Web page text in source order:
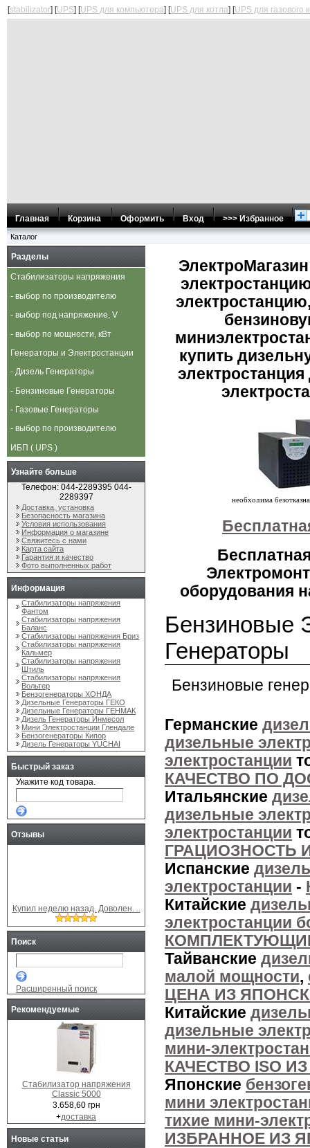
Главная Корзина Оформить Вход >>> Избранное
Каталог
купить
оборудования
Бензиновые
Генераторы
Бензиновые
Германские
дизельные
электростанции
КАЧЕСТВО ПО
Итальянские
дизельные
электростанции
ГРАЦИОЗНОСТЬ
Испанские
электростанции -
Китайские
электростанции
Тайванские
малой мощности,
ЦЕНА ИЗ
Китайские
дизельные
мини-
КАЧЕСТВО ISO
Японские
мини
тихие мини-
ИЗБРАННОЕ ИЗ
Разделы
Стабилизаторы напряжения
- выбор по производителю
- выбор под напряжение, V
- выбор по мощности, кВт
Генераторы и Электростанции
- Дизель Генераторы
- Бензиновые Генераторы
- Газовые Генераторы
- выбор по производителю
ИБП ( UPS )
Узнайте больше
Телефон: 044-2289395 044-
2289397
Доставка, установка
Безопасность магазина
Условия использования
Информация о магазине
Свяжитесь с нами
Карта сайта
Гарантия и качество
Фото выполненных работ
Информация
Стабилизаторы напряжения
Фантом
Стабилизаторы напряжения
Баланс
Стабилизаторы напряжения Бриз
Стабилизаторы напряжения
Кальмер
Стабилизаторы напряжения
Штиль
Стабилизаторы напряжения
Вольтер
Бензогенераторы ХОНДА
Дизельные Генераторы ГЕКО
Дизельные Генераторы ГЕНМАК
Дизель Генераторы Инмесол
Мини Электростанции Глендале
Бензогенераторы Кипор
Дизель Генераторы YUCHAI
Быстрый заказ
Укажите код товара.
Отзывы
Купил неделю назад. Доволен. ..
Поиск
Расширенный поиск
Рекомендуемые
Стабилизатор напряжения
Classic 5000
3.658,60 грн
+доставка
Новые статьи
[stabilizator] [UPS] [UPS для компьютера] [UPS для котла] [UPS для газового